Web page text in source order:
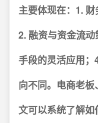
主要体现在：1. 财
2. 融资与资金流
手段的灵活应用
向不同。电商老
文可以系统了解